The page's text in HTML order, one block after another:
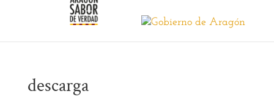
descarga